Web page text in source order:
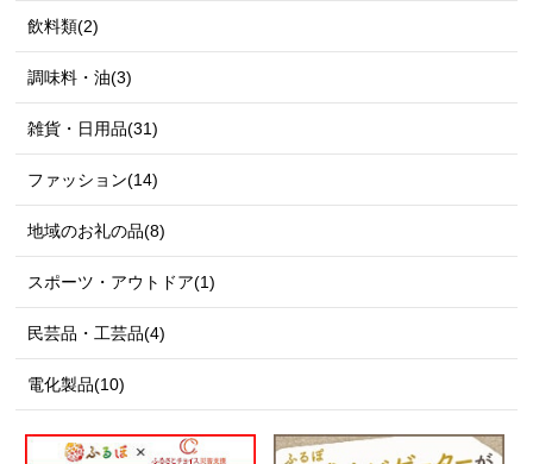
飲料類(2)
調味料・油(3)
雑貨・日用品(31)
ファッション(14)
地域のお礼の品(8)
スポーツ・アウトドア(1)
民芸品・工芸品(4)
電化製品(10)